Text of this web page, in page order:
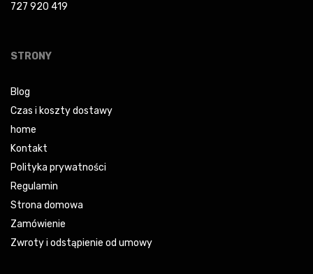
727 920 419
STRONY
Blog
Czas i koszty dostawy
home
Kontakt
Polityka prywatności
Regulamin
Strona domowa
Zamówienie
Zwroty i odstąpienie od umowy